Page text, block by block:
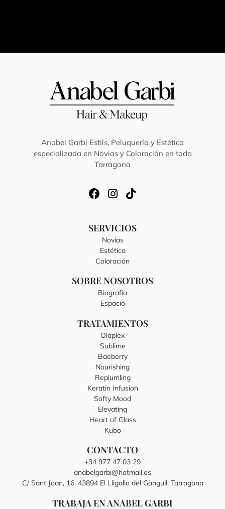
Anabel Garbi Estils, Peluquería y Estética
especializada en Novias y Coloración en toda
Tarragona
SERVICIOS
Novias
Estética
Coloración
SOBRE NOSOTROS
Biografia
Espacio
TRATAMIENTOS
Olaplex
Sublime
Baeberry
Nourishing
Replumling
Keratin Infusion
Softy Mood
Elevating
Heart of Glass
Kubo
CONTACTO
+34 977 47 03 29
anabelgarbi@hotmail.es
C/ Sant Joan, 16, 43894 El Lligallo del Gànguil, Tarragona
TRABAJA EN ANABEL GARBI